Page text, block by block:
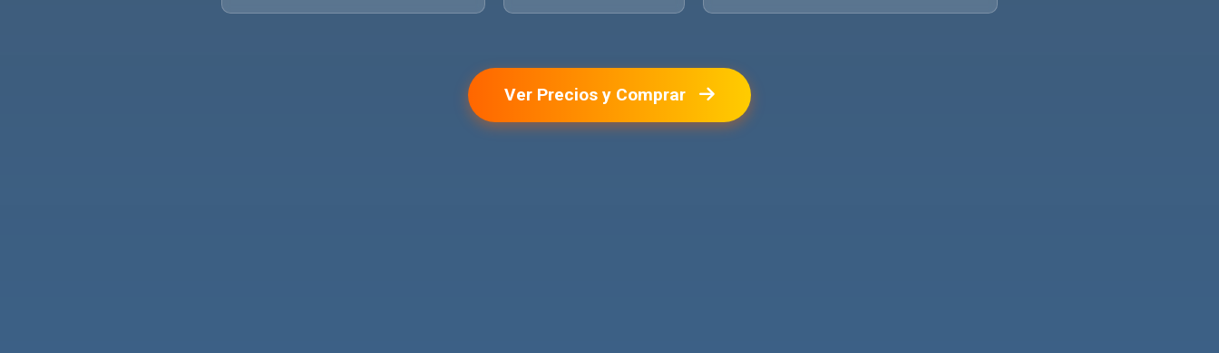
Ver Precios y Comprar